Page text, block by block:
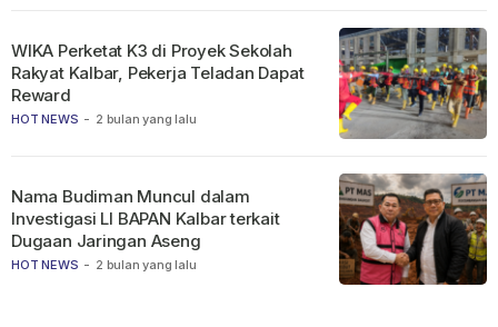
HOT NEWS - 2 bulan yang lalu
WIKA Perketat K3 di Proyek Sekolah
Rakyat Kalbar, Pekerja Teladan Dapat
Reward
HOT NEWS - 2 bulan yang lalu
Nama Budiman Muncul dalam
Investigasi LI BAPAN Kalbar terkait
Dugaan Jaringan Aseng